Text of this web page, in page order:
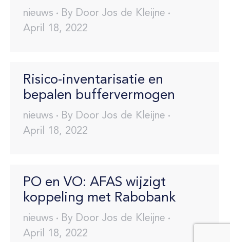
nieuws By Door Jos de Kleijne
April 18, 2022
Risico-inventarisatie en
bepalen buffervermogen
nieuws By Door Jos de Kleijne
April 18, 2022
PO en VO: AFAS wijzigt
koppeling met Rabobank
nieuws By Door Jos de Kleijne
April 18, 2022